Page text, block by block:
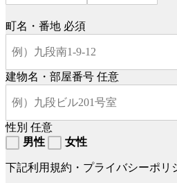
町名・番地 必須
建物名・部屋番号 任意
性別 任意
男性
女性
下記利用規約・プライバシーポリ